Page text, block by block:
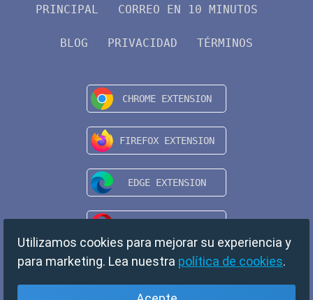
PRINCIPAL CORREO EN 10 MINUTOS
BLOG PRIVACIDAD TÉRMINOS
Utilizamos cookies para mejorar su experiencia y
para marketing. Lea nuestra política de cookies.